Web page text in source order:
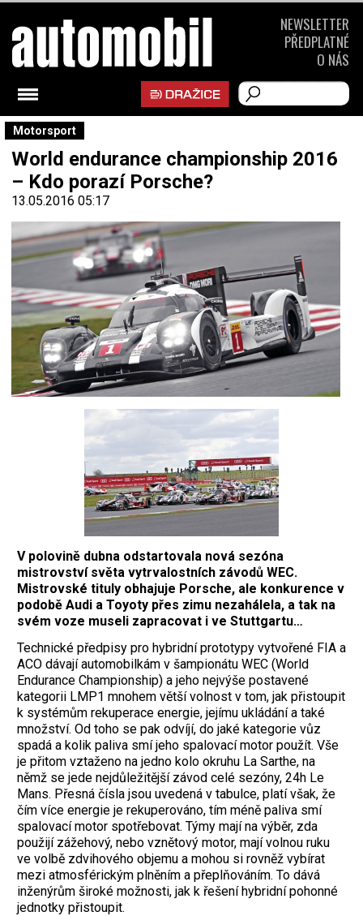
Motorsport
World endurance championship 2016
– Kdo porazí Porsche?
13.05.2016 05:17
V polovině dubna odstartovala nová sezóna
mistrovství světa vytrvalostních závodů WEC.
Mistrovské tituly obhajuje Porsche, ale konkurence v
podobě Audi a Toyoty přes zimu nezahálela, a tak na
svém voze museli zapracovat i ve Stuttgartu…
Technické předpisy pro hybridní prototypy vytvořené FIA a
ACO dávají automobilkám v šampionátu WEC (World
Endurance Championship) a jeho nejvýše postavené
kategorii LMP1 mnohem větší volnost v tom, jak přistoupit
k systémům rekuperace energie, jejímu ukládání a také
množství. Od toho se pak odvíjí, do jaké kategorie vůz
spadá a kolik paliva smí jeho spalovací motor použít. Vše
je přitom vztaženo na jedno kolo okruhu La Sarthe, na
němž se jede nejdůležitější závod celé sezóny, 24h Le
Mans. Přesná čísla jsou uvedená v tabulce, platí však, že
čím více energie je rekuperováno, tím méně paliva smí
spalovací motor spotřebovat. Týmy mají na výběr, zda
použijí zážehový, nebo vznětový motor, mají volnou ruku
ve volbě zdvihového objemu a mohou si rovněž vybírat
mezi atmosférickým plněním a přeplňováním. To dává
inženýrům široké možnosti, jak k řešení hybridní pohonné
jednotky přistoupit.
NEWSLETTER
PŘEDPLATNÉ
O NÁS